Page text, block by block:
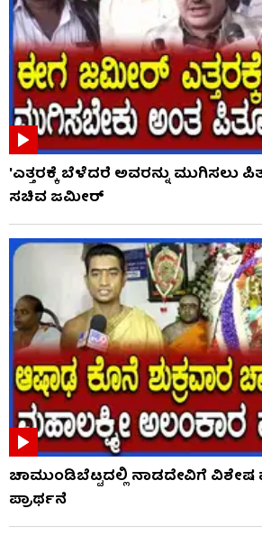
'ಎತ್ತರಕ್ಕೆ ಬೆಳೆದರೆ ಅವರನ್ನು ಮುಗಿಸಲು
ಸಚಿವ ಜಮೀರ್​​
ಚಾಮುಂಡಿಬೆಟ್ಟದಲ್ಲಿ ನಾಡದೇವಿಗೆ
ಪ್ರಾರ್ಥನೆ